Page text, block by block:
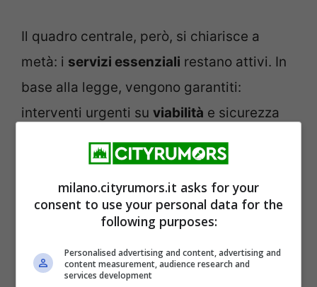
Il quadro centrale, però, si chiarisce a
metà: i servizi essenziali restano attivi. In
base alla legge, vengono garantiti:
interventi urgenti su viabilità e sicurezza
pubblica; gestione diincidenti stradali
criticità in tempo reale;pronto intervento
e supporto a emergenze e TSO; attività di
polizia giudiziaria su richiesta dell’autorità
di eventi a rischio.
milano.cityrumors.it asks for your
consent to use your personal data for the
following purposes:
Personalised advertising and content, advertising and
content measurement, audience research and
services development